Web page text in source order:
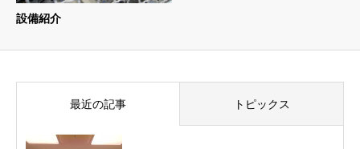
設備紹介
最近の記事 トピックス